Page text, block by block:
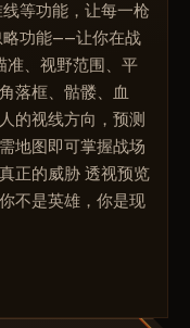
等功能，让每一枪
略功能——让你在战
准、视野范围、平
落框、骷髅、血
的视线方向，预测
地图即可掌握战场
正的威胁 透视预览
不是英雄，你是现